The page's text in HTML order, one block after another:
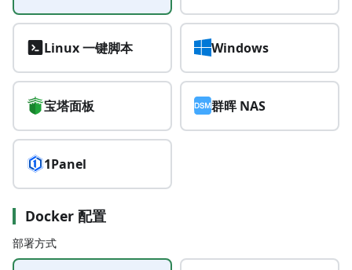
Linux 一键脚本 Windows
宝塔面板 群晖 NAS
1Panel
Docker 配置
部署方式